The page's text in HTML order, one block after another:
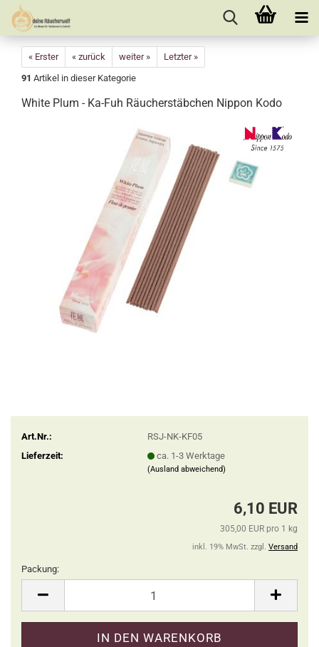
« Erster « zurück weiter »
Letzter »
91 Artikel in dieser Kategorie
White Plum - Ka-Fuh Räucherstäbchen Nippon Kodo
Art.Nr.:
RSJ-NK-KF05
Lieferzeit:
ca. 1-3 Werktage
(Ausland abweichend)
6,10 EUR
305,00 EUR pro 1 kg
inkl. 19% MwSt. zzgl. Versand
Packung: